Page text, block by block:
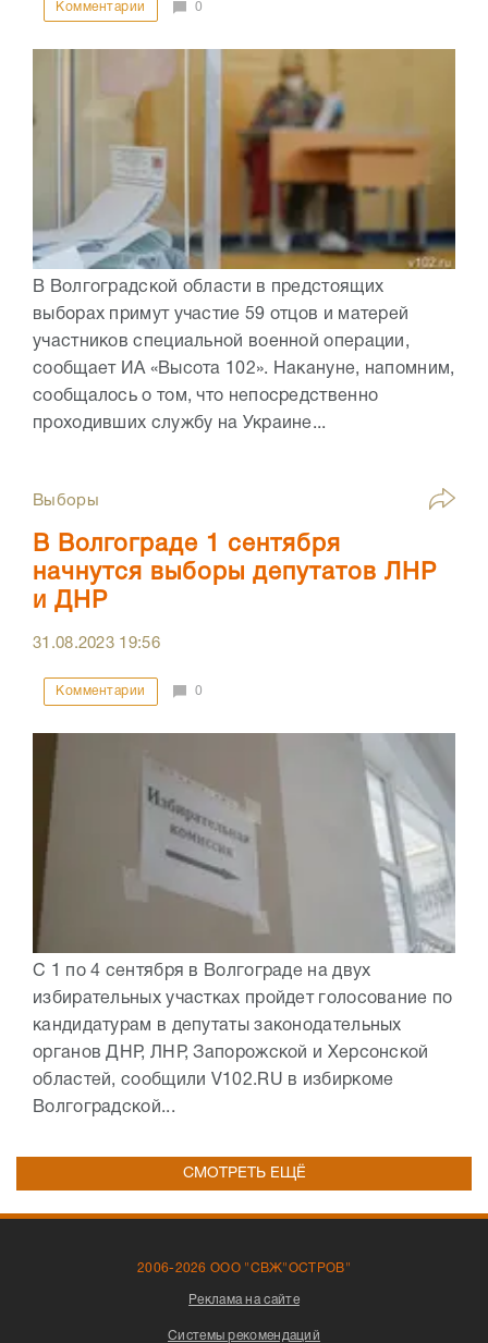
Комментарии 0
В Волгоградской области в предстоящих
выборах примут участие 59 отцов и матерей
участников специальной военной операции,
сообщает ИА «Высота 102». Накануне, напомним,
сообщалось о том, что непосредственно
проходивших службу на Украине...
Выборы
В Волгограде 1 сентября
начнутся выборы депутатов ЛНР
и ДНР
31.08.2023 19:56
Комментарии 0
С 1 по 4 сентября в Волгограде на двух
избирательных участках пройдет голосование по
кандидатурам в депутаты законодательных
органов ДНР, ЛНР, Запорожской и Херсонской
областей, сообщили V102.RU в избиркоме
Волгоградской...
СМОТРЕТЬ ЕЩЁ
2006-2026 ООО "СВЖ"ОСТРОВ"
Реклама на сайте
Системы рекомендаций